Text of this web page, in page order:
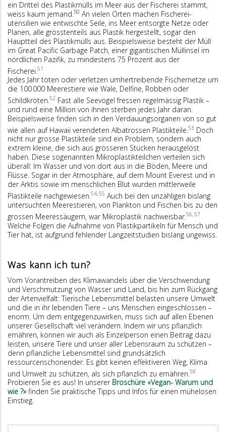
ein Drittel des Plastikmülls im Meer aus der Fischerei stammt,
weiss kaum jemand. 50 An vielen Orten machen Fischerei-
utensilien wie entwischte Seile, ins Meer entsorgte Netze oder
Planen, alle grösstenteils aus Plastik hergestellt, sogar den
Hauptteil des Plastikmülls aus. Beispielsweise besteht der Müll
im Great Pacific Garbage Patch, einer gigantischen Müllinsel im
nördlichen Pazifik, zu mindestens 75 Prozent aus der
Fischerei. 51
Jedes Jahr töten oder verletzen umhertreibende Fischernetze um
die 100 000 Meerestiere wie Wale, Delfine, Robben oder
Schildkröten.52 Fast alle Seevögel fressen regelmässig Plastik –
und rund eine Million von ihnen sterben jedes Jahr daran.
Beispielsweise finden sich in den Verdauungsorganen von so gut
wie allen auf Hawaii verendeten Albatrossen Plastikteile. 53 Doch
nicht nur grosse Plastikteile sind ein Problem, sondern auch
extrem kleine, die sich aus grösseren Stücken herausgelöst
haben. Diese sogenannten Mikroplastikteilchen verteilen sich
überall: Im Wasser und von dort aus in die Böden, Meere und
Flüsse. Sogar in der Atmosphäre, auf dem Mount Everest und in
der Arktis sowie im menschlichen Blut wurden mittlerweile
Plastikteile nachgewiesen.54, 55 Auch bei den unzähligen bislang
untersuchten Meerestieren, von Plankton und Fischen bis zu den
grossen Meeressäugern, war Mikroplastik nachweisbar.56, 57
Welche Folgen die Aufnahme von Plastikpartikeln für Mensch und
Tier hat, ist aufgrund fehlender Langzeitstudien bislang ungewiss.
Was kann ich tun?
Vom Vorantreiben des Klimawandels über die Verschwendung
und Verschmutzung von Wasser und Land, bis hin zum Rückgang
der Artenvielfalt: Tierische Lebensmittel belasten unsere Um­­welt
und die in ihr lebenden Tiere – uns Menschen eingeschlossen –
enorm. Um dem entgegenzuwirken, muss sich auf allen Ebenen
unserer Gesellschaft viel verändern. Indem wir uns pflanzlich
ernähren, können wir auch als Einzelperson einen Beitrag dazu
leisten, unsere Tiere und unser aller Lebensraum zu schützen –
denn pflanzliche Lebensmittel sind grundsätzlich
ressourcenschonender. Es gibt keinen effektiveren Weg, Klima
und Umwelt zu schützen, als sich pflanzlich zu ernähren. 58
Probieren Sie es aus! In unserer Broschüre «Vegan- Warum und
wie ?» finden Sie praktische Tipps und Infos für einen mühelosen
Einstieg.